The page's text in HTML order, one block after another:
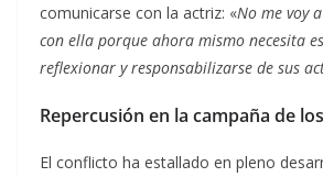
comunicarse con la actriz: «No me voy
con ella porque ahora mismo necesita
reflexionar y responsabilizarse de sus
Repercusión en la campaña de
El conflicto ha estallado en pleno